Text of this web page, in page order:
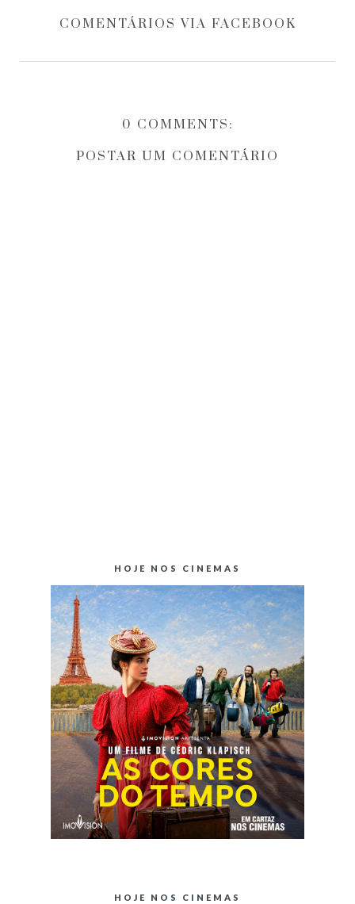
COMENTÁRIOS VIA FACEBOOK
0 COMMENTS:
POSTAR UM COMENTÁRIO
HOJE NOS CINEMAS
HOJE NOS CINEMAS